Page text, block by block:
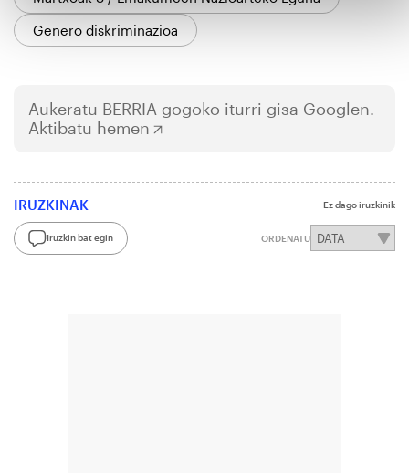
Genero diskriminazioa
Aukeratu BERRIA gogoko iturri gisa Googlen.
Aktibatu hemen
IRUZKINAK Ez dago iruzkinik
Iruzkin bat egin ORDENATU